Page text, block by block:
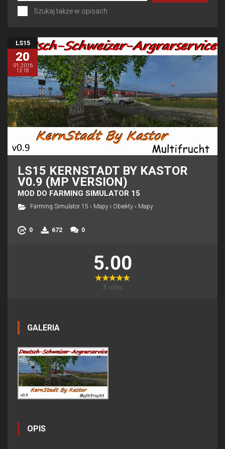
Szukaj także w opisach
LS15
20
01.2016
13:18
LS15 KERNSTADT BY KASTOR
V0.9 (MP VERSION)
MOD DO FARMING SIMULATOR 15
Farming Simulator 15 › Mapy i Obiekty › Mapy
0 672 0
5.00
3 votes
GALERIA
OPIS